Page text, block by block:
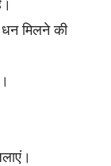
मिलने की